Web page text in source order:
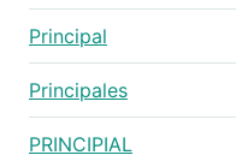
Principal
Principales
PRINCIPIAL